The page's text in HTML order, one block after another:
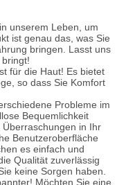
unserem Leben, um
ist genau das, was Sie
bringen. Lasst uns
für die Haut! Es bietet
so dass Sie Komfort
Probleme im
Bequemlichkeit
in Ihr
Benutzeroberfläche
es einfach und
Qualität zuverlässig
keine Sorgen haben.
Möchten Sie eine